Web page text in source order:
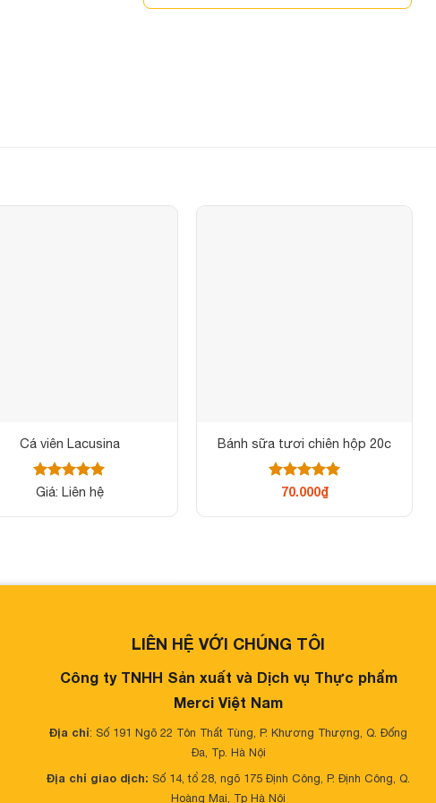
Cá viên Lacusina
Được xếp
sao
Giá: Liên hệ
Bánh sữa tươi chiên hộp 20c
Được xếp
sao
70.000₫
LIÊN HỆ VỚI CHÚNG TÔI
Công ty TNHH Sản xuất và Dịch vụ Thực phẩm
Merci Việt Nam
Địa chỉ: Số 191 Ngõ 22 Tôn Thất Tùng, P. Khương Thượng, Q. Đống
Đa, Tp. Hà Nội
Địa chỉ giao dịch: Số 14, tổ 28, ngõ 175 Định Công, P. Định Công, Q.
Hoàng Mai, Tp Hà Nội